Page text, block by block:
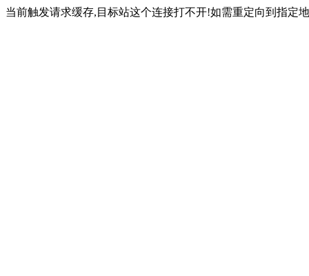
当前触发请求缓存,目标站这个连接打不开!如需重定向到指定